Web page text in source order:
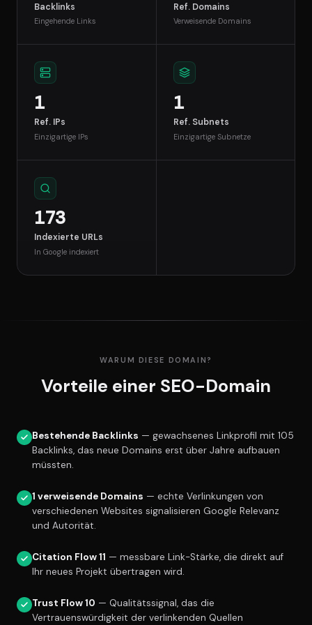
Backlinks
Eingehende Links
Ref. Domains
Verweisende Domains
1
Ref. IPs
Einzigartige IPs
1
Ref. Subnets
Einzigartige Subnetze
173
Indexierte URLs
In Google indexiert
WARUM DIESE DOMAIN?
Vorteile einer SEO-Domain
Bestehende Backlinks — gewachsenes Linkprofil mit 105
Backlinks, das neue Domains erst über Jahre aufbauen
müssten.
1 verweisende Domains — echte Verlinkungen von
verschiedenen Websites signalisieren Google Relevanz
und Autorität.
Citation Flow 11 — messbare Link-Stärke, die direkt auf
Ihr neues Projekt übertragen wird.
Trust Flow 10 — Qualitätssignal, das die
Vertrauenswürdigkeit der verlinkenden Quellen